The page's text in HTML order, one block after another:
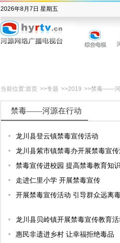
2026年8月7日 星期五
当前位置:首页 >>专题 >>2019 >>禁毒——河
禁毒——河源在行动
龙川县登云镇禁毒宣传活动
龙川县紫市镇禁毒办开展禁毒宣
禁毒宣传进校园 提高禁毒教育知识
走进仁里小学 开展禁毒宣传
开展禁毒宣传活动 引导群众远离
龙川县贝岭镇开展禁毒宣传教育活
惠民非遗进乡村 让幸福拒绝毒品